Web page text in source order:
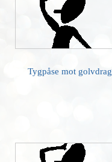
Tygpåse mot golvdrag